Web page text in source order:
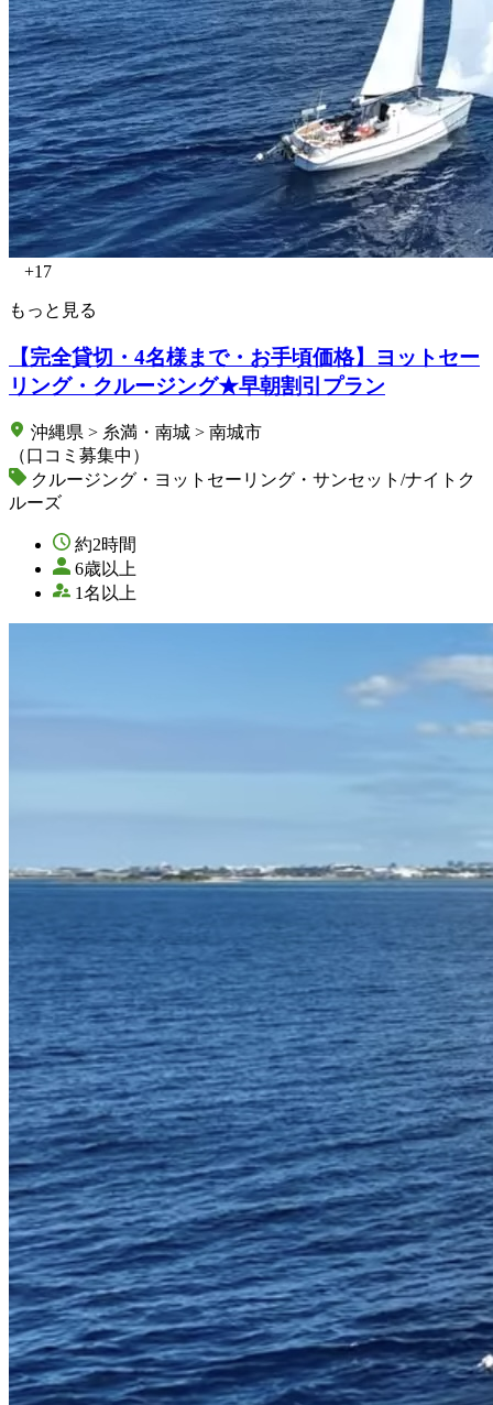
+17
もっと見る
【完全貸切・4名様まで・お手頃価格】ヨットセー
リング・クルージング★早朝割引プラン
沖縄県 > 糸満・南城 > 南城市
（口コミ募集中）
クルージング・ヨットセーリング・サンセット/ナイトク
ルーズ
約2時間
6歳以上
1名以上